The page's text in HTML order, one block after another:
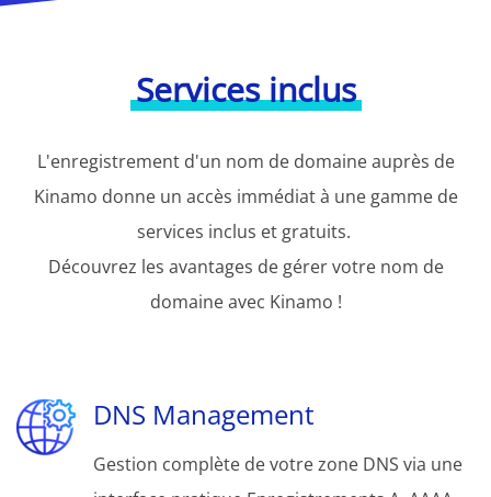
Services inclus
L'enregistrement d'un nom de domaine auprès de
Kinamo donne un accès immédiat à une gamme de
services inclus et gratuits.
Découvrez les avantages de gérer votre nom de
domaine avec Kinamo !
DNS Management
Gestion complète de votre zone DNS via une